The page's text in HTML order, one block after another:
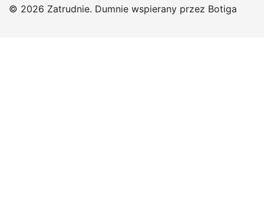
© 2026 Zatrudnie. Dumnie wspierany przez Botiga